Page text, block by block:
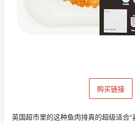
购买链接
英国超市里的这种鱼肉排真的超级适合